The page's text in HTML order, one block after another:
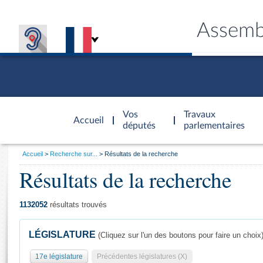
Accueil
d'accueil
Vos
députés
Travaux
parlementaires
Général
Vous
Accueil Recherche sur... Résultats de la recherche
Résultats de la recherche
1132052 résultats trouvés
LÉGISLATURE (Cliquez sur l'un des boutons pour faire un choix)
17e législature Précédentes législatures (X)